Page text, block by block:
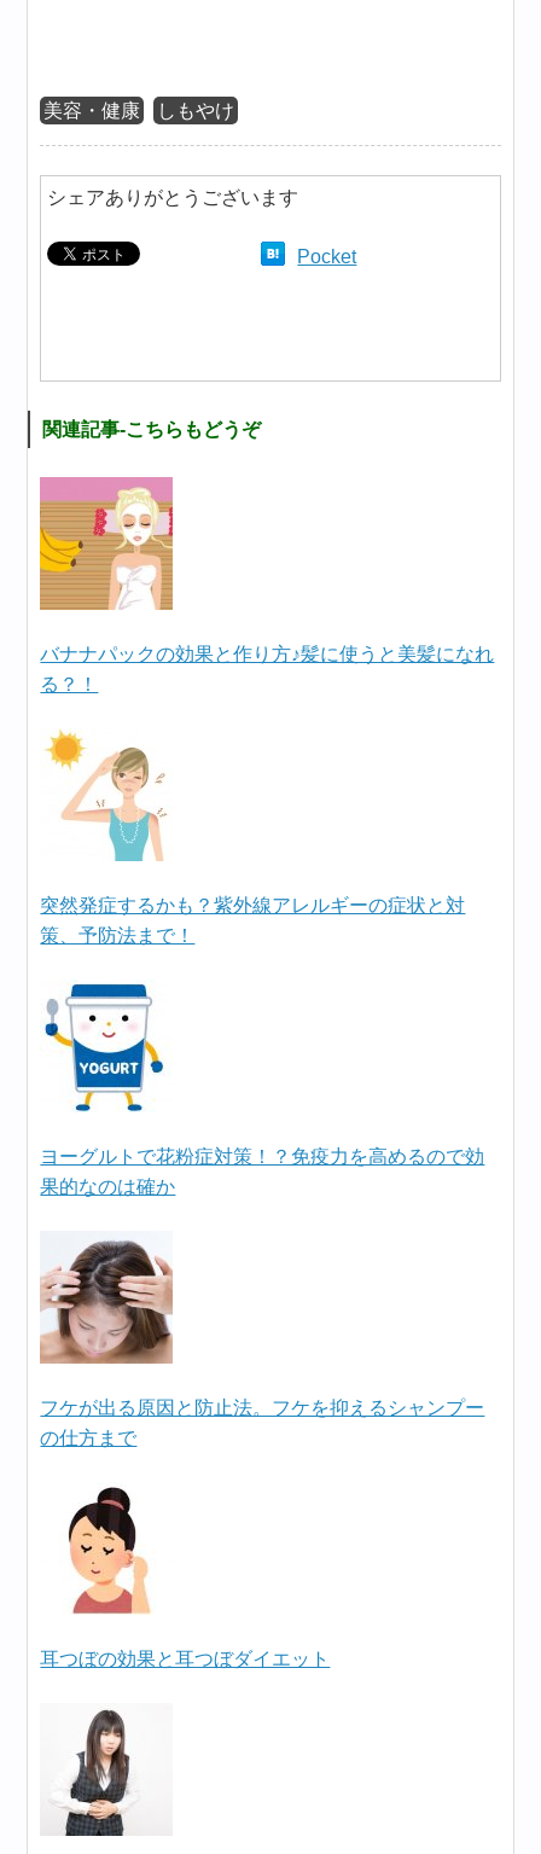
美容・健康 しもやけ
シェアありがとうございます
Pocket
関連記事-こちらもどうぞ
バナナパックの効果と作り方♪髪に使うと美髪になれ
る？！
突然発症するかも？紫外線アレルギーの症状と対
策、予防法まで！
ヨーグルトで花粉症対策！？免疫力を高めるので効
果的なのは確か
フケが出る原因と防止法。フケを抑えるシャンプー
の仕方まで
耳つぼの効果と耳つぼダイエット